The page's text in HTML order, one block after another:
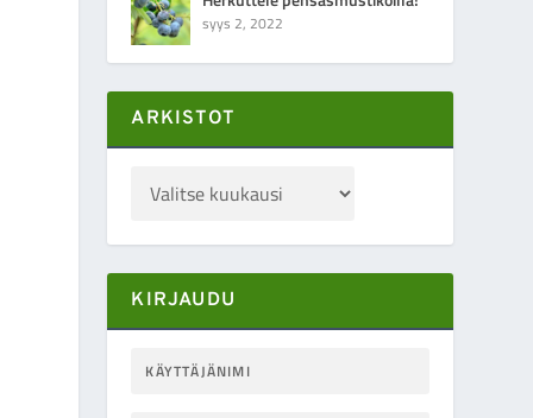
syys 2, 2022
ARKISTOT
KIRJAUDU